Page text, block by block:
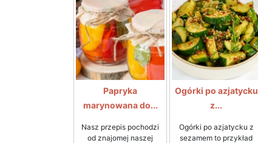
Papryka
marynowana do...
Nasz przepis pochodzi
od znajomej naszej
Ogórki po azjatycku
z...
Ogórki po azjatycku z
sezamem to przykład